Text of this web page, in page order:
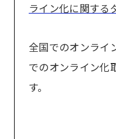
ライン化に関する
全国でのオンライ
でのオンライン化
す。